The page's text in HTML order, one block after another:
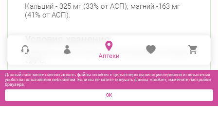
Кальций - 325 мг (33% от АСП); магний -163 мг
(41% от АСП).
Условия хранения
Хранить в сухом месте, при температуре не выше
Данный сайт может использовать файлы «cookie» с целью персонализации сервисов и повышения
удобства пользования веб-сайтом. Если вы не хотите получать файлы «cookie», измените настройки
браузера.
ОК